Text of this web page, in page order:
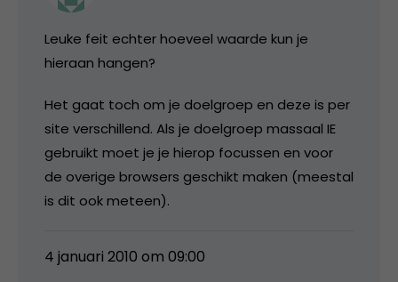
Leuke feit echter hoeveel waarde kun je
hieraan hangen?
Het gaat toch om je doelgroep en deze is per
site verschillend. Als je doelgroep massaal IE
gebruikt moet je je hierop focussen en voor
de overige browsers geschikt maken (meestal
is dit ook meteen).
4 januari 2010 om 09:00